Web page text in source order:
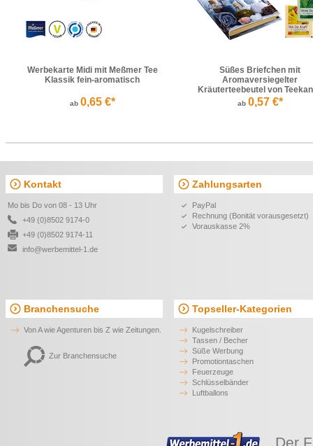
Werbekarte Midi mit Meßmer Tee
Klassik fein-aromatisch
ab 0,65 €*
Süßes Briefchen mit
Aromaversiegelter
Kräuterteebeutel von
ab 0,57 €*
Kontakt
Mo bis Do von 08 - 13 Uhr
+49 (0)8502 9174-0
+49 (0)8502 9174-11
info@werbemittel-1.de
Zahlungsarten
PayPal
Rechnung (Bonität vorausgesetzt)
Vorauskasse 2%
Branchensuche
Von A wie Agenturen bis Z wie Zeitungen.
Zur Branchensuche
Topseller-Kategorien
Kugelschreiber
Tassen / Becher
Süße Werbung
Promotiontaschen
Feuerzeuge
Schlüsselbänder
Luftballons
Der